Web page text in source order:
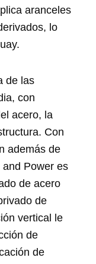
aranceles
lo
de las
con
acero, la
Con
además de
Power es
de acero
de
vertical le
de
de